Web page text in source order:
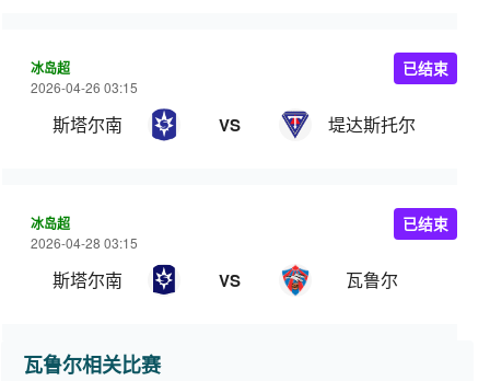
冰岛超
2026-04-26 03:15
斯塔尔南 VS 堤达斯托尔
已结束
冰岛超
2026-04-28 03:15
斯塔尔南 VS 瓦鲁尔
已结束
瓦鲁尔相关比赛